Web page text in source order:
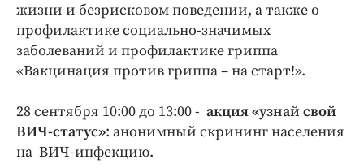
Бренд года
Работодатель года
жизни и безрисковом поведении, а также о
профилактике социально-значимых
заболеваний и профилактике гриппа
«Вакцинация против гриппа – на старт!».
28 сентября 10:00 до 13:00 - акция «узнай свой
ВИЧ-статус»: анонимный скрининг населения
на ВИЧ-инфекцию.